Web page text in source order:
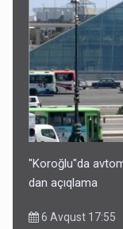
"Koroğlu"da
dan açıqlama
6 Avqust 17:55